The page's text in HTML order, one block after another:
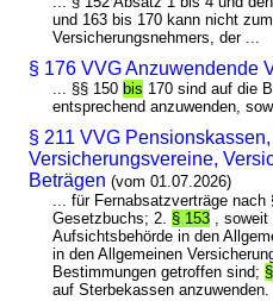
und 163 bis 170 kann nicht
Versicherungsnehmers, der ...
§ 176 VVG Anzuwendende
... §§ 150 bis 170 sind auf die
entsprechend anzuwenden,
§ 211 VVG
Versicherungsvereine,
Beträgen (vom 01.07.2026)
... für Fernabsatzverträge nach
Gesetzbuchs; 2. § 153 , soweit
Aufsichtsbehörde in den
in den Allgemeinen
Bestimmungen getroffen sind;
auf Sterbekassen